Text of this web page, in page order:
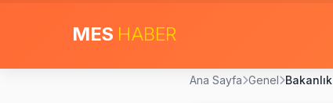
MES HABER
Ana Sayfa Genel